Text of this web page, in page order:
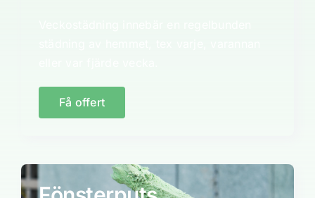
Få offert